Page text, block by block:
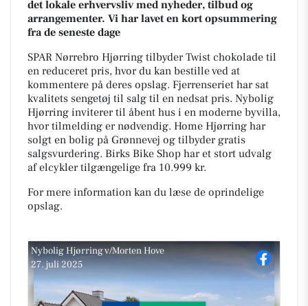
det lokale erhvervsliv med nyheder, tilbud og
arrangementer. Vi har lavet en kort opsummering
fra de seneste dage
SPAR Nørrebro Hjørring tilbyder Twist chokolade til
en reduceret pris, hvor du kan bestille ved at
kommentere på deres opslag. Fjerrenseriet har sat
kvalitets sengetøj til salg til en nedsat pris. Nybolig
Hjørring inviterer til åbent hus i en moderne byvilla,
hvor tilmelding er nødvendig. Home Hjørring har
solgt en bolig på Grønnevej og tilbyder gratis
salgsvurdering. Birks Bike Shop har et stort udvalg
af elcykler tilgængelige fra 10.999 kr.
For mere information kan du læse de oprindelige
opslag.
Nybolig Hjørring v/Morten Hove
27. juli 2025